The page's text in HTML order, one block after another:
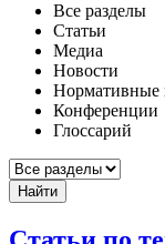
Все разделы
Статьи
Медиа
Новости
Нормативные
Конференции
Глоссарий
Найти